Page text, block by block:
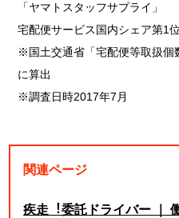
「ヤマトスタッフサプライ」
宅配便サービス国内シェア第1位
※国土交通省「宅配便等取扱個
に算出
※調査日時2017年7月
関連ページ
疾走︕委託ドライバー ｜